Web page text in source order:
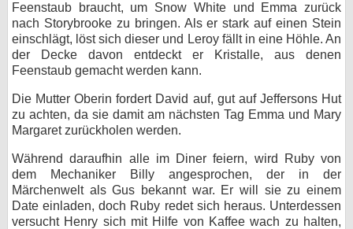
Feenstaub braucht, um Snow White und Emma zurück
nach Storybrooke zu bringen. Als er stark auf einen Stein
einschlägt, löst sich dieser und Leroy fällt in eine Höhle. An
der Decke davon entdeckt er Kristalle, aus denen
Feenstaub gemacht werden kann.
Die Mutter Oberin fordert David auf, gut auf Jeffersons Hut
zu achten, da sie damit am nächsten Tag Emma und Mary
Margaret zurückholen werden.
Während daraufhin alle im Diner feiern, wird Ruby von
dem Mechaniker Billy angesprochen, der in der
Märchenwelt als Gus bekannt war. Er will sie zu einem
Date einladen, doch Ruby redet sich heraus. Unterdessen
versucht Henry sich mit Hilfe von Kaffee wach zu halten,
Impressum
Desktop-Ansicht
myFanbase